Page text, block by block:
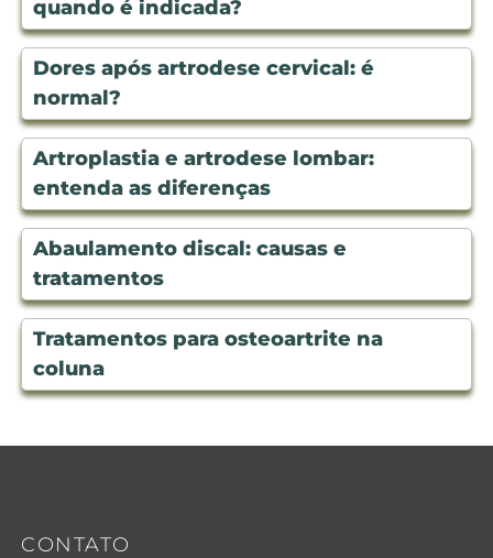
quando é indicada?
Dores após artrodese cervical: é
normal?
Artroplastia e artrodese lombar:
entenda as diferenças
Abaulamento discal: causas e
tratamentos
Tratamentos para osteoartrite na
coluna
CONTATO